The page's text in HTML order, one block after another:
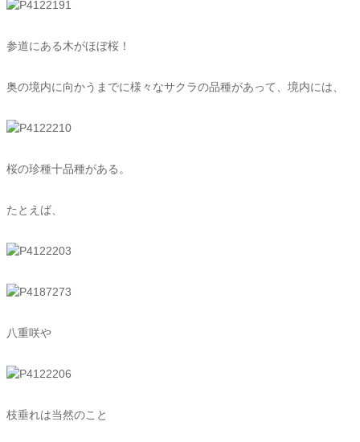
参道にある木がほぼ桜！
奥の境内に向かうまでに様々なサクラの品種があって、境内には、
桜の珍種十品種がある。
たとえば、
八重咲や
枝垂れは当然のこと